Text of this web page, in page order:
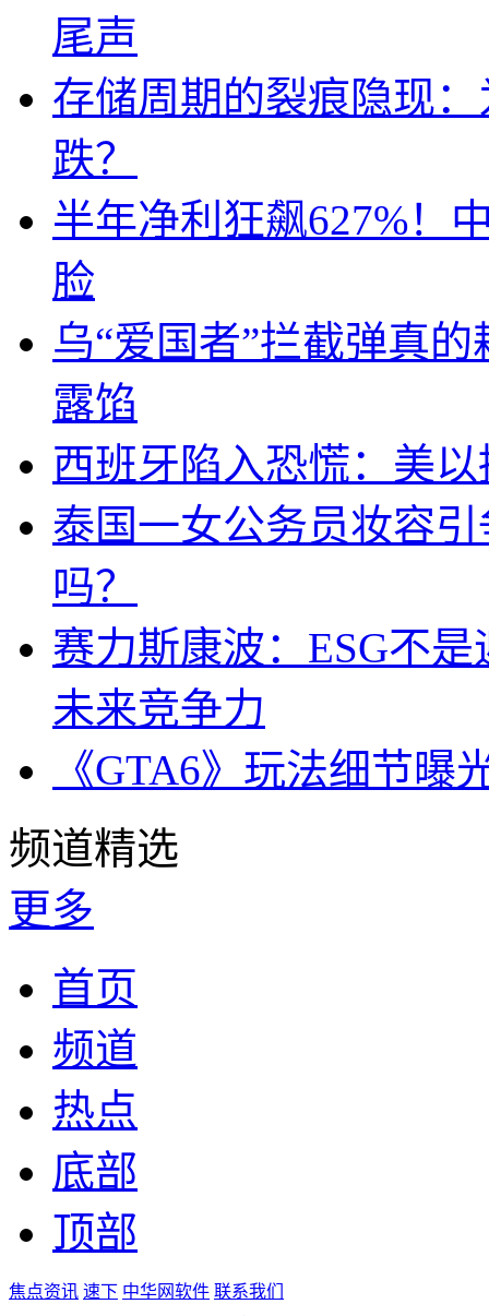
尾声
存储周期的裂痕隐现
跌？
半年净利狂飙627%！
脸
乌“爱国者”拦截弹真
露馅
西班牙陷入恐慌：美
泰国一女公务员妆容
吗？
赛力斯康波：ESG不
未来竞争力
《GTA6》玩法细节
频道精选
更多
首页
频道
热点
底部
顶部
焦点资讯 速下 中华网软件 联系我们